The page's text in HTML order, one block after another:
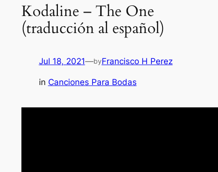
Kodaline – The One
(traducción al español)
Jul 18, 2021—byFrancisco H Perez
in Canciones Para Bodas